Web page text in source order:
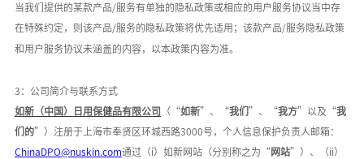
当我们提供的某款产品/服务有单独的隐私政策或相应的用户服务协议当中存
在特殊约定，则该产品/服务的隐私政策将优先适用；该款产品/服务隐私政策
和用户服务协议未涵盖的内容，以本政策内容为准。
3：公司简介与联系方式
如新（中国）日用保健品有限公司 （ “如新”、“我们 ”、“我方”以及“我
们的”）注册于上海市奉贤区环城西路3000号 ，个人信息保护负责人邮箱：
ChinaDPO@nuskin.com通过（i）如新网站（分别称之为“网站”）、（ii）